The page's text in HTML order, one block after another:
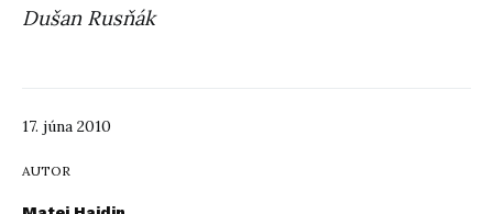
17. júna 2010
AUTOR
Dušan Rusňák